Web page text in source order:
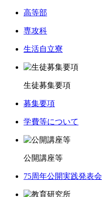
高等部
専攻科
生活自立寮
生徒募集要項
募集要項
学費等について
公開講座等
75周年公開実践発表会